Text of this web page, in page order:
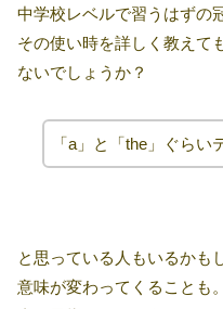
中学校レベルで習うはずの
その使い時を詳しく教えて
ないでしょうか？
「a」と「the」ぐらい
と思っている人もいるかも
意味が変わってくることも